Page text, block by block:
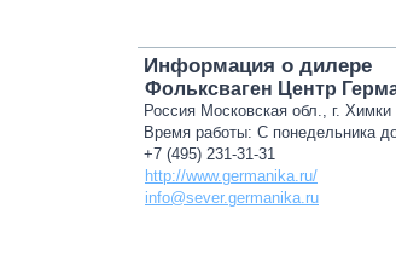
Информация о дилере
Фольксваген Центр
Россия Московская обл., г.
Время работы: С понедельника
+7 (495) 231-31-31
http://www.germanika.ru/
info@sever.germanika.ru